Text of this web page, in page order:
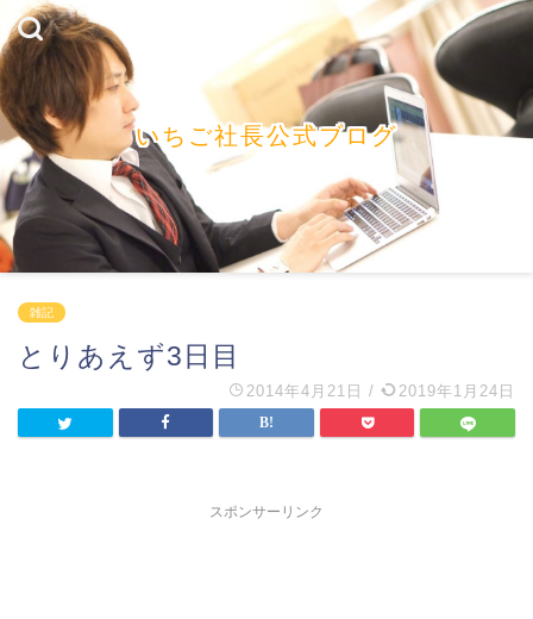
いちご社長公式ブログ
雑記
とりあえず3日目
2014年4月21日 / 2019年1月24日
スポンサーリンク